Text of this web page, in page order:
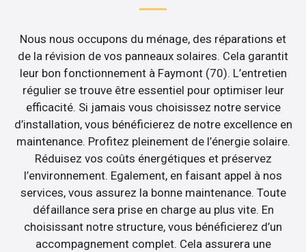
Nous nous occupons du ménage, des réparations et
de la révision de vos panneaux solaires. Cela garantit
leur bon fonctionnement à Faymont (70). L’entretien
régulier se trouve être essentiel pour optimiser leur
efficacité. Si jamais vous choisissez notre service
d’installation, vous bénéficierez de notre excellence en
maintenance. Profitez pleinement de l’énergie solaire.
Réduisez vos coûts énergétiques et préservez
l’environnement. Egalement, en faisant appel à nos
services, vous assurez la bonne maintenance. Toute
défaillance sera prise en charge au plus vite. En
choisissant notre structure, vous bénéficierez d’un
accompagnement complet. Cela assurera une